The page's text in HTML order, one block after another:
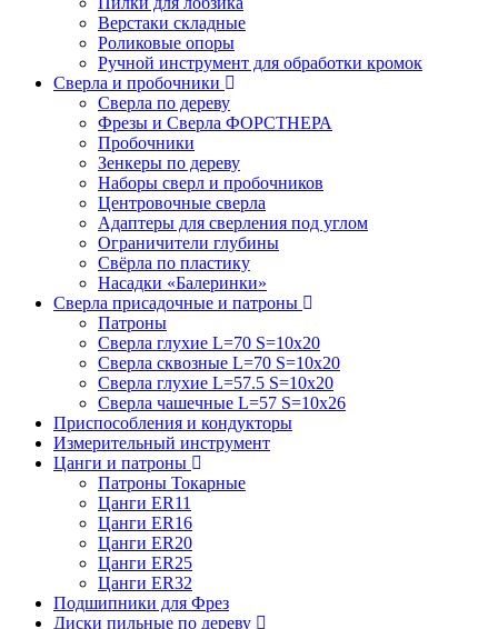
Верстаки складные
Роликовые опоры
Ручной инструмент для обработки кромок
Сверла и пробочники
Сверла по дереву
Фрезы и Сверла ФОРСТНЕРА
Пробочники
Зенкеры по дереву
Наборы сверл и пробочников
Центровочные сверла
Адаптеры для сверления под углом
Ограничители глубины
Свёрла по пластику
Насадки «Балеринки»
Сверла присадочные и патроны
Патроны
Сверла глухие L=70 S=10x20
Сверла сквозные L=70 S=10x20
Сверла глухие L=57.5 S=10x20
Сверла чашечные L=57 S=10x26
Приспособления и кондукторы
Измерительный инструмент
Цанги и патроны
Патроны Токарные
Цанги ER11
Цанги ER16
Цанги ER20
Цанги ER25
Цанги ER32
Подшипники для Фрез
Диски пильные по дереву